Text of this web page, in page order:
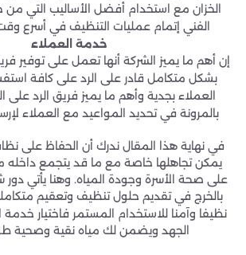
الخزان مع استخدام أفضل الأساليب التي من
الفني إتمام عمليات التنظيف في أسرع
خدمة العملاء
إن أهم ما يميز الشركة أنها تعمل على توفير
بشكل متكامل قادر على الرد على كافة
العملاء بجدية وأهم ما يميز فريق الرد على
بالمرونة في تحديد المواعيد مع العملاء
في نهاية هذا المقال ندرك أن الحفاظ على
يمكن تجاهلها خاصة مع ما قد يتجمع داخله
على صحة الأسرة وجودة المياه. وهنا يأتي دور
بالخرج في تقديم حلول تنظيف وتعقيم
نظيفا وآمنا للاستخدام المستمر فاختيار خدمة
الجهد ويضمن لك مياه نقية وصحية